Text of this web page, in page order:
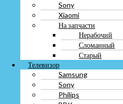
Sony
Xiaomi
На запчасти
Нерабочий
Сломанный
Старый
Телевизор
Samsung
Sony
Philips
BBK
LG
Apple